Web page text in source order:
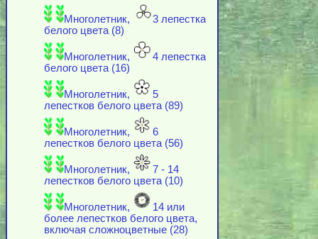
Многолетник,
3 лепестка
белого цвета (8)
Многолетник,
4 лепестка
белого цвета (16)
Многолетник,
5
лепестков белого цвета (89)
Многолетник,
6
лепестков белого цвета (56)
Многолетник,
7 - 14
лепестков белого цвета (10)
Многолетник,
14 или
более лепестков белого цвета,
включая cложноцветные (28)